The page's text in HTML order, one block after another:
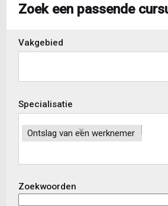
Zoek een passende
to
Vakgebied
Specialisatie
×
Ontslag van een werknemer
Zoekwoorden